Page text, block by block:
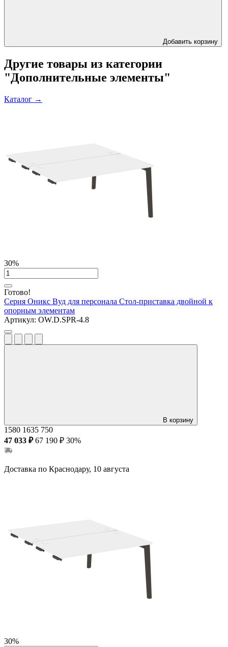
Добавить корзину
Другие товары из категории
"Дополнительные элементы"
Каталог →
30%
Готово!
Серия Оникс Вуд для персонала Стол-приставка двойной к
опорным элементам
Артикул: OW.D.SPR-4.8
В корзину
1580 1635 750
47 033 ₽ 67 190 ₽ 30%
Доставка по Краснодару, 10 августа
30%